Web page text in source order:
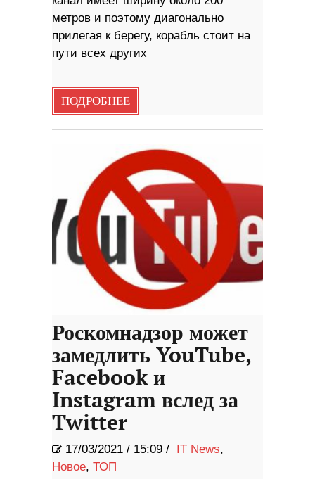
метров и поэтому диагонально
прилегая к берегу, корабль стоит на
пути всех других
ПОДРОБНЕЕ
Роскомнадзор может
замедлить YouTube,
Facebook и
Instagram вслед за
Twitter
17/03/2021 / 15:09 / IT News,
Новое, ТОП